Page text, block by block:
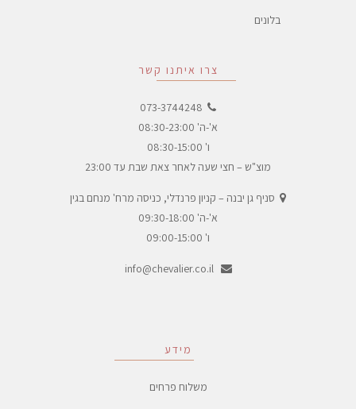
מידע
משלוח פרחים
צרו איתנו קשר
073-3744248
א'-ה' 08:30-23:00
ו' 08:30-15:00
מוצ"ש – חצי שעה לאחר צאת שבת עד 23:00
סניף גן יבנה – קניון פרנדלי, כניסה מרח' מנחם בגין
א'-ה' 09:30-18:00
ו' 09:00-15:00
info@chevalier.co.il
בלונים